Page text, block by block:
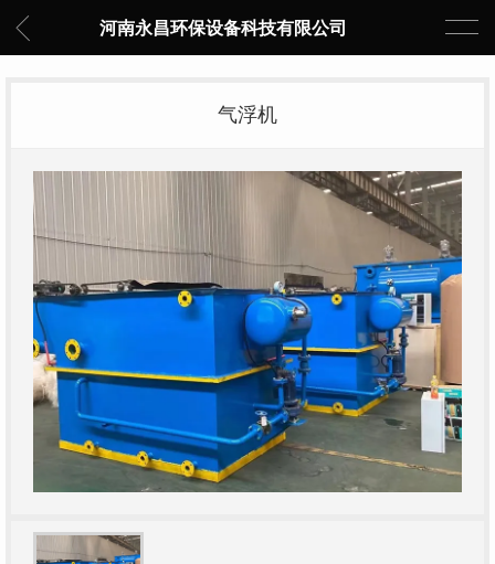
河南永昌环保设备科技有限公司
气浮机